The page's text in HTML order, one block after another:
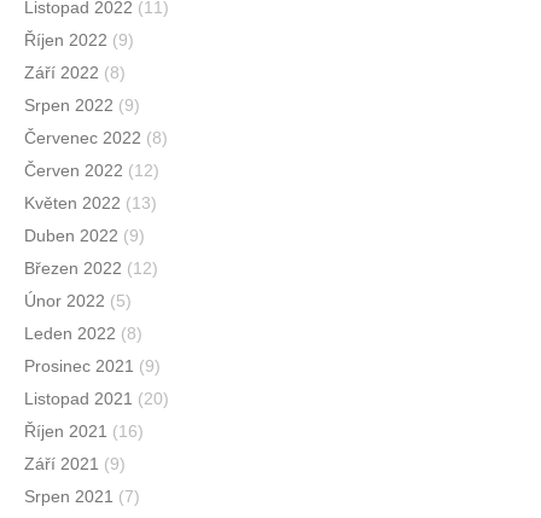
Listopad 2022 (11)
Říjen 2022 (9)
Září 2022 (8)
Srpen 2022 (9)
Červenec 2022 (8)
Červen 2022 (12)
Květen 2022 (13)
Duben 2022 (9)
Březen 2022 (12)
Únor 2022 (5)
Leden 2022 (8)
Prosinec 2021 (9)
Listopad 2021 (20)
Říjen 2021 (16)
Září 2021 (9)
Srpen 2021 (7)